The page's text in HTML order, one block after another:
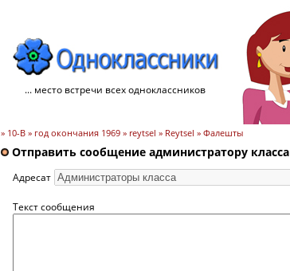
... место встречи всех одноклассников
» 10-B » год окончания 1969 » reytsel » Reytsel » Фалешты
Отправить сообщение администратору класса
Адресат
Текст сообщения